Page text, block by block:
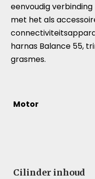
eenvoudig
met het als
harnas Balance 55,
grasmes.
Motor
Cilinder inhoud